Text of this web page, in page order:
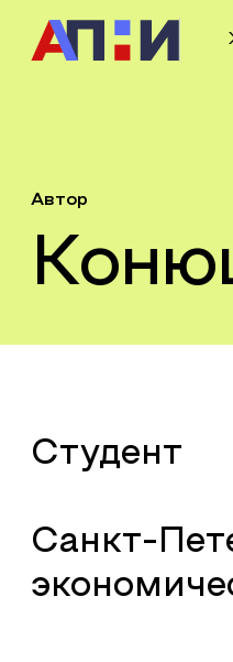
Автор
Студент
Санкт-